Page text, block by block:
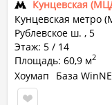
Кунцевская
Кунцевская метро
Рублевское ш. , 5
Этаж: 5 / 14
Площадь: 60,9 м2
Хоумап
База